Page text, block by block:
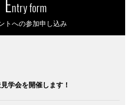
ntry form
トへの参加申し込み
学会を開催します！